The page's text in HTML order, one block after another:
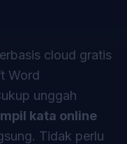
cloud gratis
Word
unggah
kata online
Tidak perlu